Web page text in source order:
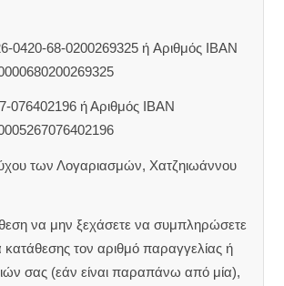
0420-68-0200269325 ή Aριθμός IBAN
076402196 ή Αριθμός IBAN
των Λογαριασμών, Χατζηιωάννου
να μην ξεχάσετε να συμπληρώσετε
κατάθεσης τον αριθμό παραγγελίας ή
σας (εάν είναι παραπάνω από μία),